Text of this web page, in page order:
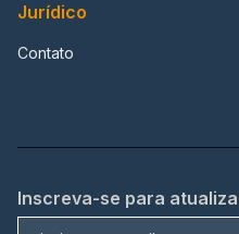
Jurídico
Contato
Inscreva-se para